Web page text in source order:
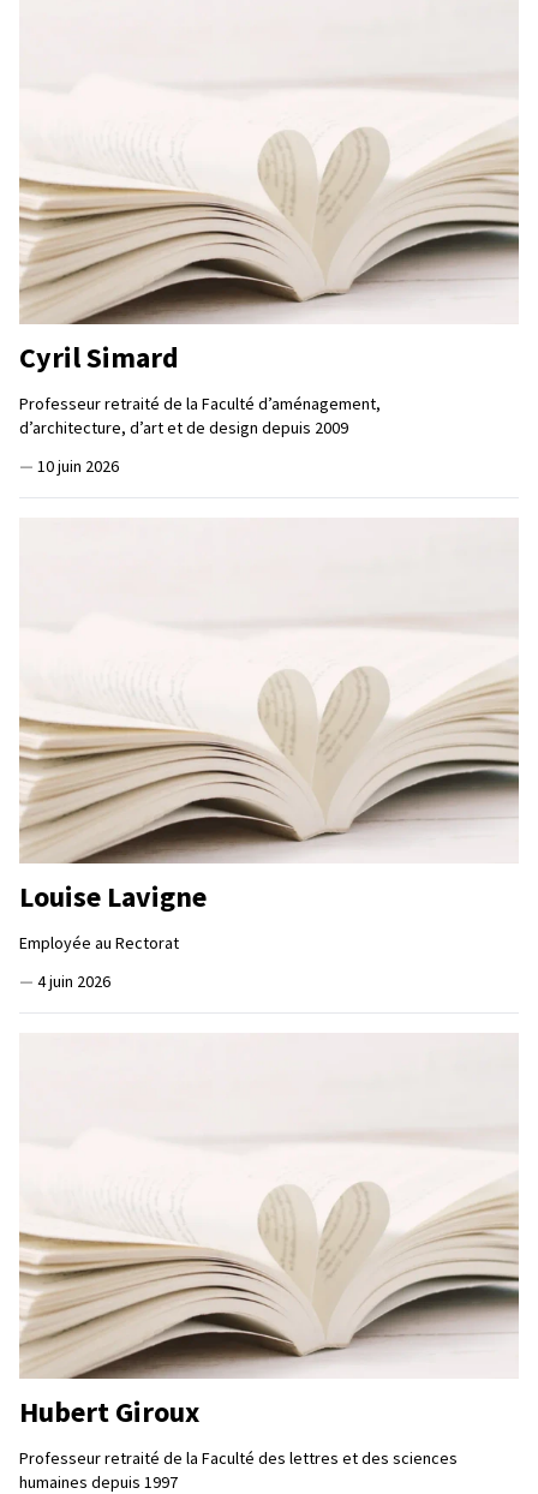
Cyril Simard
Professeur retraité de la Faculté d’aménagement,
d’architecture, d’art et de design depuis 2009
— 10 juin 2026
Louise Lavigne
Employée au Rectorat
— 4 juin 2026
Hubert Giroux
Professeur retraité de la Faculté des lettres et des sciences
humaines depuis 1997